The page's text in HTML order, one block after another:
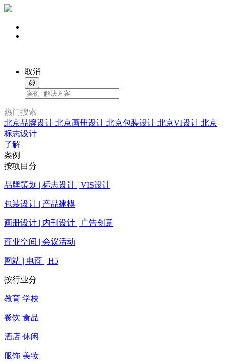
取消
@
热门搜索
北京品牌设计 北京画册设计 北京包装设计 北京VI设计 北京
标志设计
了解
案例
按项目分
品牌策划 | 标志设计 | VIS设计
包装设计 | 产品建模
画册设计 | 内刊设计 | 广告创意
商业空间 | 会议活动
网站 | 电商 | H5
按行业分
教育 学校
餐饮 食品
酒店 休闲
服饰 美妆